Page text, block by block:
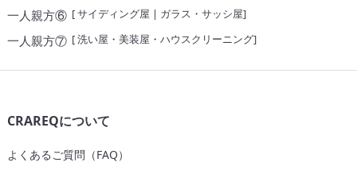
一人親方⑥[サイディング屋 | ガラス・サッシ屋]
一人親方⑦[洗い屋・美装屋・ハウスクリーニング]
CRAREQについて
よくあるご質問（FAQ）